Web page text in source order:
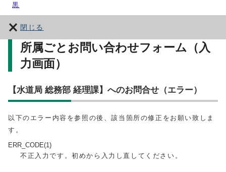
黒
閉じる
所属ごとお問い合わせフォーム（入
力画面）
【水道局 総務部 経理課】へのお問合せ（エラー）
以下のエラー内容を参照の後、該当箇所の修正をお願い致しま
す。
ERR_CODE(1)
不正入力です。初めから入力し直してください。